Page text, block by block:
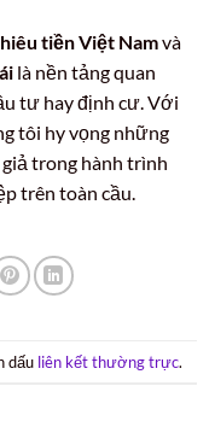
tiền Việt Namvà
là nền tảng quan
tư hay định cư. Với
tôi hy vọng những
trong hành trình
trên toàn cầu.
dấu liên kết thường trực.